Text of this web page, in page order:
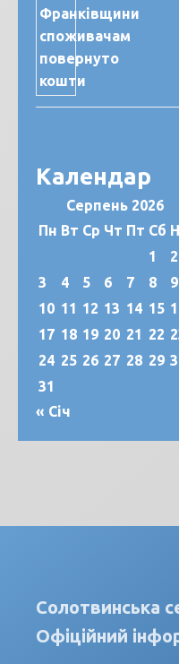
Календар
Серпень 2026
Пн Вт Ср Чт Пт Сб
1
2
3
4 5 6 7 8
9
10 11 12 13 14 15
17 18 19 20 21 22
24 25 26 27 28 29
31
« Січ
Солотвинська
Офіційний